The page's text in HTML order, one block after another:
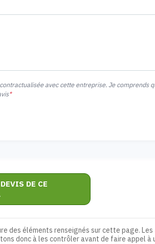
avec cette entreprise. Je comprends
*
DE CE
des éléments renseignés sur cette page. Les
donc à les contrôler avant de faire appel à